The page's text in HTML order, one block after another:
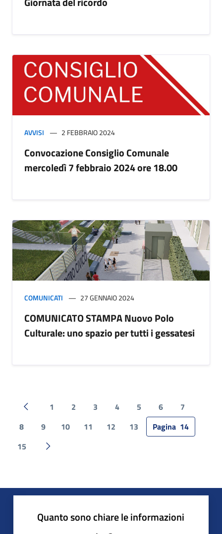
AVVISI 2 FEBBRAIO 2024
Convocazione Consiglio Comunale
mercoledì 7 febbraio 2024 ore 18.00
COMUNICATI 27 GENNAIO 2024
COMUNICATO STAMPA Nuovo Polo
Culturale: uno spazio per tutti i gessatesi
Pagina precedente
1 2 3 4 5 6
7
8
9 10 11 12 13 Pagina 14
15
Pagina successiva
Quanto sono chiare le informazioni